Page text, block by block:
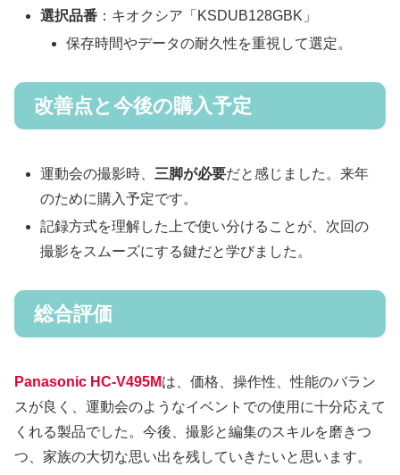
選択品番 ：キオクシア「KSDUB128GBK」
保存時間やデータの耐久性を重視して選定。
改善点と今後の購入予定
運動会の撮影時、 三脚が必要だと感じました。来年
のために購入予定です。
記録方式を理解した上で使い分けることが、次回の
撮影をスムーズにする鍵だと学びました。
総合評価
Panasonic HC-V495Mは、価格、操作性、性能のバラン
スが良く、運動会のようなイベントでの使用に十分応えて
くれる製品でした。今後、撮影と編集のスキルを磨きつ
つ、家族の大切な思い出を残していきたいと思います。